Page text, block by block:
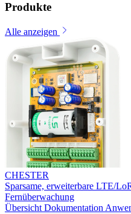
Produkte
Alle anzeigen
CHESTER
Sparsame, erweiterbare LTE/
Fernüberwachung
Übersicht Dokumentation